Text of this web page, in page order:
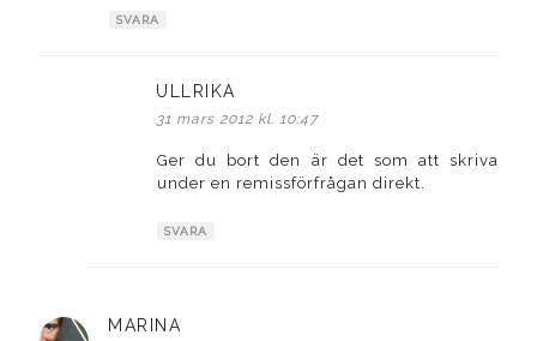
SVARA
ULLRIKA
31 mars 2012 kl. 10:47
Ger du bort den är det som att skriva
under en remissförfrågan direkt.
SVARA
MARINA